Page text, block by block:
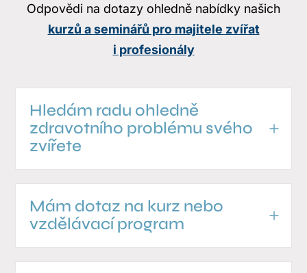
Odpovědi na dotazy ohledně nabídky našich
kurzů a seminářů pro majitele zvířat
i profesionály
Hledám radu ohledně
zdravotního problému svého
zvířete
Mám dotaz na kurz nebo
vzdělávací program